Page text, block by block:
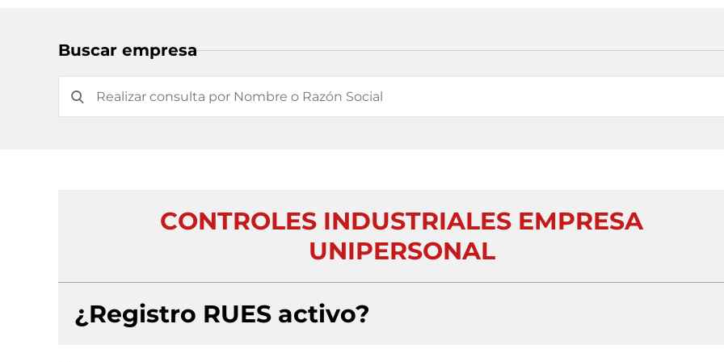
Buscar empresa
CONTROLES INDUSTRIALES EMPRESA
UNIPERSONAL
¿Registro RUES activo?